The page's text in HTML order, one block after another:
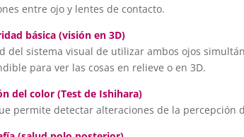
entre ojo y lentes de contacto.
básica (visión en 3D)
del sistema visual de utilizar ambos ojos
para ver las cosas en relieve o en 3D.
del color (Test de Ishihara)
permite detectar alteraciones de la percepción